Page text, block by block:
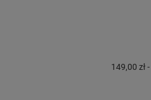
149,00 zł-